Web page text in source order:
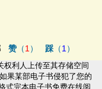
赞 （1 ） 踩 （1 ）
权利人上传至其存储空间
果某部电子书侵犯了您的
式完本电子书免费在线阅